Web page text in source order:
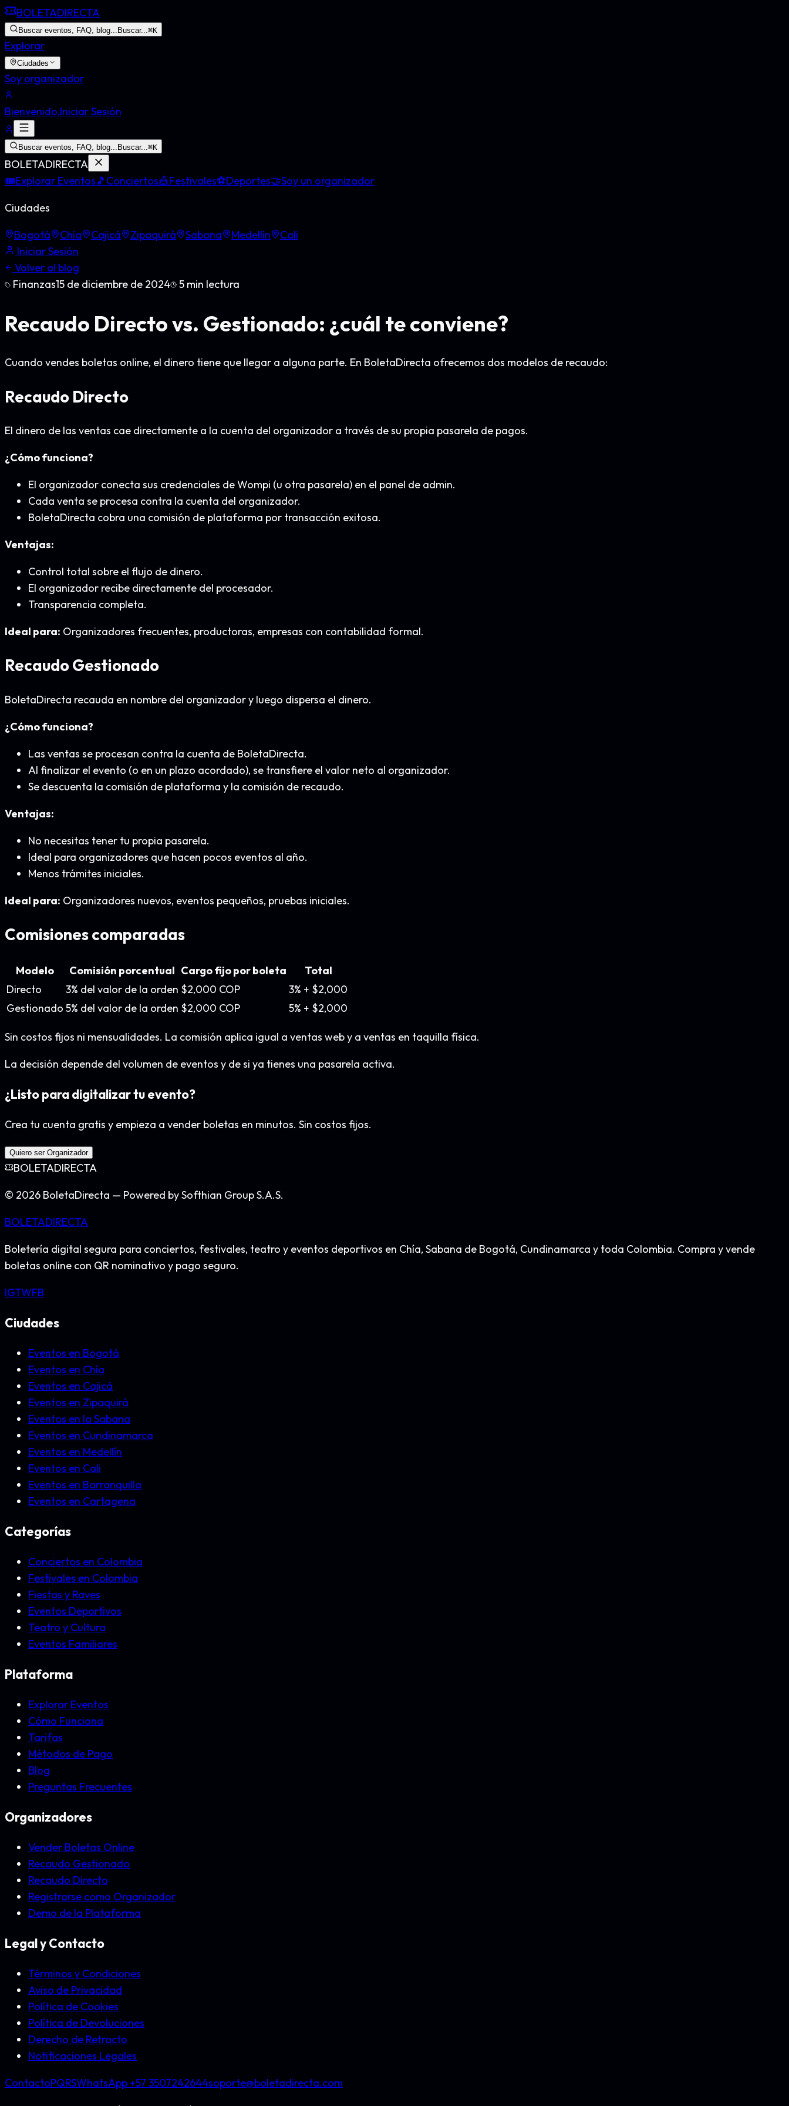
BOLETADIRECTA
Buscar eventos, FAQ, blog... Buscar...⌘K
Explorar
Ciudades
Soy organizador
Bienvenido,Iniciar Sesión
Buscar eventos, FAQ, blog... Buscar...⌘K
BOLETADIRECTA
🎟️Explorar Eventos🎵 Conciertos🎪Festivales⚽Deportes🤝Soy un organizador
Ciudades
Bogotá
Chía Cajicá Zipaquirá Sabana Medellín
Cali
Iniciar Sesión
Volver al blog
Finanzas15 de diciembre de 2024 5 min lectura
Recaudo Directo vs. Gestionado: ¿cuál te conviene?
Cuando vendes boletas online, el dinero tiene que llegar a alguna parte. En BoletaDirecta ofrecemos dos modelos de recaudo:
Recaudo Directo
El dinero de las ventas cae directamente a la cuenta del organizador a través de su propia pasarela de pagos.
¿Cómo funciona?
El organizador conecta sus credenciales de Wompi (u otra pasarela) en el panel de admin.
Cada venta se procesa contra la cuenta del organizador.
BoletaDirecta cobra una comisión de plataforma por transacción exitosa.
Ventajas:
Control total sobre el flujo de dinero.
El organizador recibe directamente del procesador.
Transparencia completa.
Ideal para: Organizadores frecuentes, productoras, empresas con contabilidad formal.
Recaudo Gestionado
BoletaDirecta recauda en nombre del organizador y luego dispersa el dinero.
¿Cómo funciona?
Las ventas se procesan contra la cuenta de BoletaDirecta.
Al finalizar el evento (o en un plazo acordado), se transfiere el valor neto al organizador.
Se descuenta la comisión de plataforma y la comisión de recaudo.
Ventajas:
No necesitas tener tu propia pasarela.
Ideal para organizadores que hacen pocos eventos al año.
Menos trámites iniciales.
Ideal para: Organizadores nuevos, eventos pequeños, pruebas iniciales.
Comisiones comparadas
Modelo Comisión porcentual Cargo fijo por boleta
Total
Directo
3% del valor de la orden $2,000 COP
3% + $2,000
Gestionado 5% del valor de la orden $2,000 COP 5% + $2,000
Sin costos fijos ni mensualidades. La comisión aplica igual a ventas web y a ventas en taquilla física.
La decisión depende del volumen de eventos y de si ya tienes una pasarela activa.
¿Listo para digitalizar tu evento?
Crea tu cuenta gratis y empieza a vender boletas en minutos. Sin costos fijos.
Quiero ser Organizador
BOLETADIRECTA
© 2026 BoletaDirecta — Powered by Softhian Group S.A.S.
BOLETADIRECTA
Boletería digital segura para conciertos, festivales, teatro y eventos deportivos en Chía, Sabana de Bogotá, Cundinamarca y toda Colombia. Compra y vende
boletas online con QR nominativo y pago seguro.
IGTWFB
Ciudades
Eventos en Bogotá
Eventos en Chía
Eventos en Cajicá
Eventos en Zipaquirá
Eventos en la Sabana
Eventos en Cundinamarca
Eventos en Medellín
Eventos en Cali
Eventos en Barranquilla
Eventos en Cartagena
Categorías
Conciertos en Colombia
Festivales en Colombia
Fiestas y Raves
Eventos Deportivos
Teatro y Cultura
Eventos Familiares
Plataforma
Explorar Eventos
Cómo Funciona
Tarifas
Métodos de Pago
Blog
Preguntas Frecuentes
Organizadores
Vender Boletas Online
Recaudo Gestionado
Recaudo Directo
Registrarse como Organizador
Demo de la Plataforma
Legal y Contacto
Términos y Condiciones
Aviso de Privacidad
Política de Cookies
Política de Devoluciones
Derecho de Retracto
Notificaciones Legales
ContactoPQRSWhatsApp +57 3507242644soporte@boletadirecta.com